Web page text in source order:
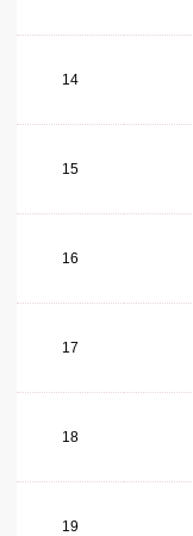
14
15
16
17
18
19